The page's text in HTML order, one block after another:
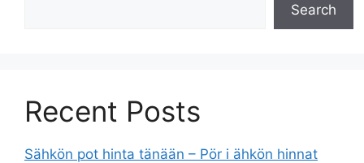
Search
Recent Posts
Sähkön pot hinta tänään – Pör i ähkön hinnat